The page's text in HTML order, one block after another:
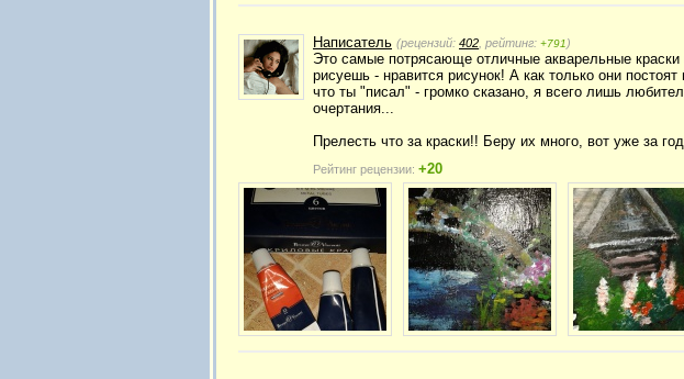
Написатель (рецензий: 402 , рейтинг: +791)
Это самые потрясающе отличные акварельные
рисуешь - нравится рисунок! А как только они
что ты "писал" - громко сказано, я всего лишь
очертания...
Прелесть что за краски!! Беру их много, вот уже за
Рейтинг рецензии: +20